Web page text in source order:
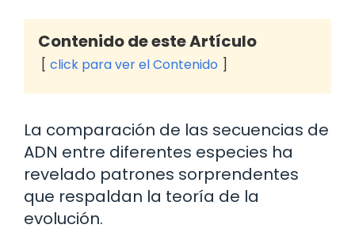
Contenido de este Artículo
click para ver el Contenido
La comparación de las secuencias de
ADN entre diferentes especies ha
revelado patrones sorprendentes
que respaldan la teoría de la
evolución.